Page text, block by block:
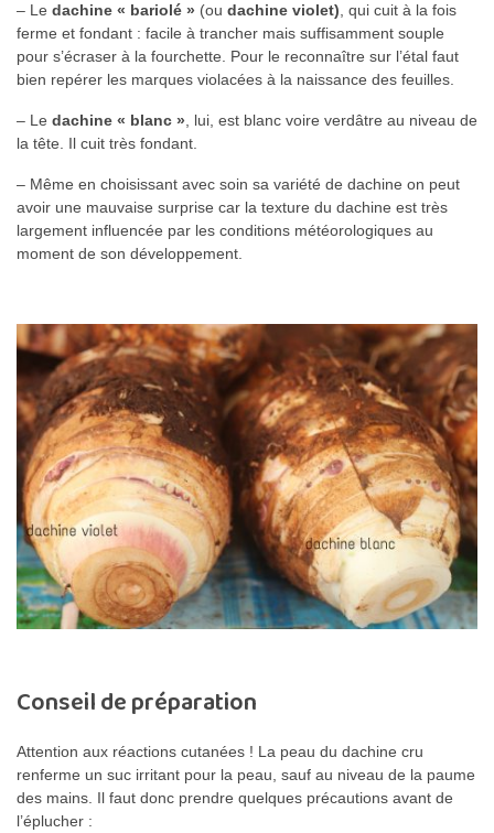
– Le dachine « bariolé » (ou dachine violet) , qui cuit à la fois
ferme et fondant : facile à trancher mais suffisamment souple
pour s’écraser à la fourchette. Pour le reconnaître sur l’étal faut
bien repérer les marques violacées à la naissance des feuilles.
– Le dachine « blanc » , lui, est blanc voire verdâtre au niveau de
la tête. Il cuit très fondant.
– Même en choisissant avec soin sa variété de dachine on peut
avoir une mauvaise surprise car la texture du dachine est très
largement influencée par les conditions météorologiques au
moment de son développement.
Conseil de préparation
Attention aux réactions cutanées ! La peau du dachine cru
renferme un suc irritant pour la peau, sauf au niveau de la paume
des mains. Il faut donc prendre quelques précautions avant de
l’éplucher :